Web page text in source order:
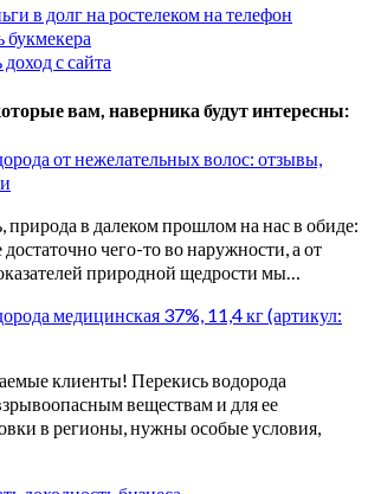
в долг на ростелеком на телефон
букмекера
с сайта
вам, наверника будут интересны:
от нежелательных волос: отзывы,
в далеком прошлом на нас в обиде:
достаточно чего-то во наружности, а от
природной щедрости мы…
медицинская 37%, 11,4 кг (артикул:
клиенты! Перекись водорода
веществам и для ее
в регионы, нужны особые условия,